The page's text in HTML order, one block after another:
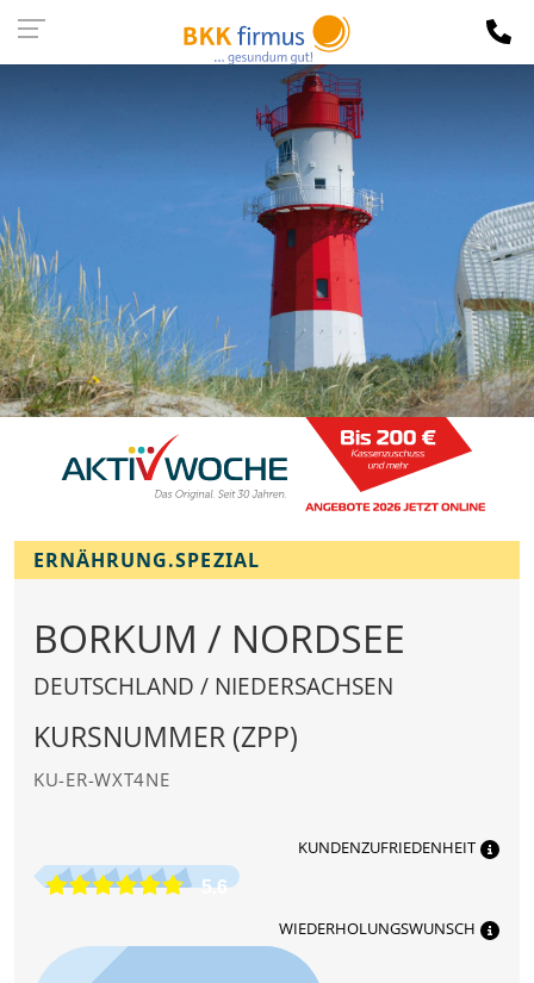
ERNÄHRUNG.SPEZIAL
BORKUM / NORDSEE
DEUTSCHLAND / NIEDERSACHSEN
KURSNUMMER (ZPP)
KU-ER-WXT4NE
KUNDENZUFRIEDENHEIT
5.6
WIEDERHOLUNGSWUNSCH